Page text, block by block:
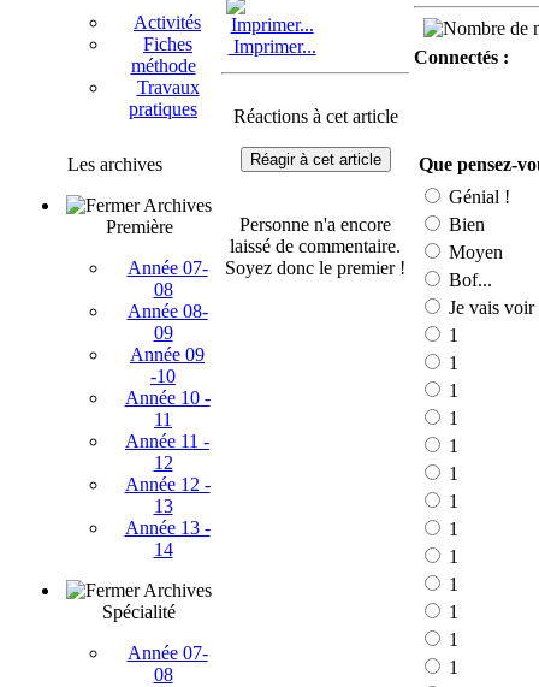
Activités
Fiches
méthode
Travaux
pratiques
Les archives
Archives
Première
Année 07-
08
Année 08-
09
Année 09
-10
Année 10 -
11
Année 11 -
12
Année 12 -
13
Année 13 -
14
Archives
Spécialité
Année 07-
08
Imprimer...
Réactions à cet article
Réagir à cet article
Personne n'a encore
laissé de commentaire.
Soyez donc le premier !
Connectés :
Que pensez-
Génial !
Bien
Moyen
Bof...
Je vais voir
1
1
1
1
1
1
1
1
1
1
1
1
1